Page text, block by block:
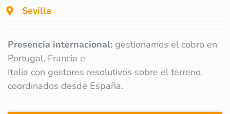
Sevilla
Presencia internacional: gestionamos el cobro en
Portugal, Francia e
Italia con gestores resolutivos sobre el terreno,
coordinados desde España.